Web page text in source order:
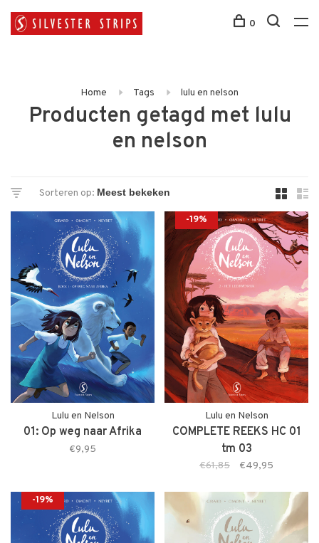
0
Home Tags lulu en nelson
Producten getagd met lulu
en nelson
Sorteren op:
Lulu en Nelson
01: Op weg naar Afrika
€9,95
-19%
Lulu en Nelson
COMPLETE REEKS HC 01
tm 03
€61,85 €49,95
-19%